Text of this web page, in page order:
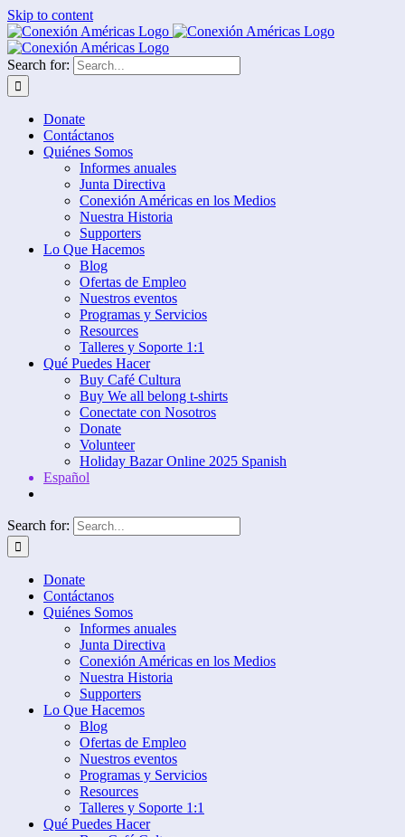
Skip to content
Search for:
Donate
Contáctanos
Quiénes Somos
Informes anuales
Junta Directiva
Conexión Américas en los Medios
Nuestra Historia
Supporters
Lo Que Hacemos
Blog
Ofertas de Empleo
Nuestros eventos
Programas y Servicios
Resources
Talleres y Soporte 1:1
Qué Puedes Hacer
Buy Café Cultura
Buy We all belong t-shirts
Conectate con Nosotros
Donate
Volunteer
Holiday Bazar Online 2025 Spanish
Español
Search for:
Donate
Contáctanos
Quiénes Somos
Informes anuales
Junta Directiva
Conexión Américas en los Medios
Nuestra Historia
Supporters
Lo Que Hacemos
Blog
Ofertas de Empleo
Nuestros eventos
Programas y Servicios
Resources
Talleres y Soporte 1:1
Qué Puedes Hacer